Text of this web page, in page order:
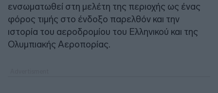
ενσωματωθεί στη μελέτη της περιοχής ως ένας
φόρος τιμής στο ένδοξο παρελθόν και την
ιστορία του αεροδρομίου του Ελληνικού και της
Ολυμπιακής Αεροπορίας.